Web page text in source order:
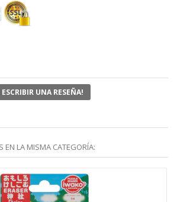
UNA RESEÑA!
EN LA MISMA CATEGORÍA: